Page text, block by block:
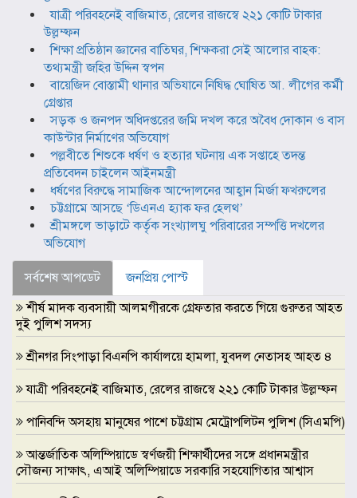
যাত্রী পরিবহনেই বাজিমাত, রেলের রাজস্বে ২২১ কোটি টাকার
উল্লম্ফন
শিক্ষা প্রতিষ্ঠান জ্ঞানের বাতিঘর, শিক্ষকরা সেই আলোর বাহক:
তথ্যমন্ত্রী জহির উদ্দিন স্বপন
বায়েজিদ বোস্তামী থানার অভিযানে নিষিদ্ধ ঘোষিত আ. লীগের কর্মী
গ্রেপ্তার
সড়ক ও জনপদ অধিদপ্তরের জমি দখল করে অবৈধ দোকান ও বাস
কাউন্টার নির্মাণের অভিযোগ
পল্লবীতে শিশুকে ধর্ষণ ও হত্যার ঘটনায় এক সপ্তাহে তদন্ত
প্রতিবেদন চাইলেন আইনমন্ত্রী
ধর্ষণের বিরুদ্ধে সামাজিক আন্দোলনের আহ্বান মির্জা ফখরুলের
চট্টগ্রামে আসছে ‘ডিএনএ হ্যাক ফর হেলথ’
শ্রীমঙ্গলে ভাড়াটে কর্তৃক সংখ্যালঘু পরিবারের সম্পত্তি দখলের
অভিযোগ
সর্বশেষ আপডেট
জনপ্রিয় পোস্ট
শীর্ষ মাদক ব্যবসায়ী আলমগীরকে গ্রেফতার করতে গিয়ে গুরুতর আহত
দুই পুলিশ সদস্য
শ্রীনগর সিংপাড়া বিএনপি কার্যালয়ে হামলা, যুবদল নেতাসহ আহত ৪
যাত্রী পরিবহনেই বাজিমাত, রেলের রাজস্বে ২২১ কোটি টাকার উল্লম্ফন
পানিবন্দি অসহায় মানুষের পাশে চট্টগ্রাম মেট্রোপলিটন পুলিশ (সিএমপি)
আন্তর্জাতিক অলিম্পিয়াডে স্বর্ণজয়ী শিক্ষার্থীদের সঙ্গে প্রধানমন্ত্রীর
সৌজন্য সাক্ষাৎ, এআই অলিম্পিয়াডে সরকারি সহযোগিতার আশ্বাস